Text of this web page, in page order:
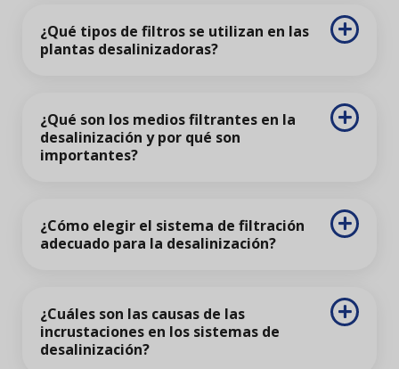
¿Qué tipos de filtros se utilizan en las
plantas desalinizadoras?
¿Qué son los medios filtrantes en la
desalinización y por qué son
importantes?
¿Cómo elegir el sistema de filtración
adecuado para la desalinización?
¿Cuáles son las causas de las
incrustaciones en los sistemas de
desalinización?